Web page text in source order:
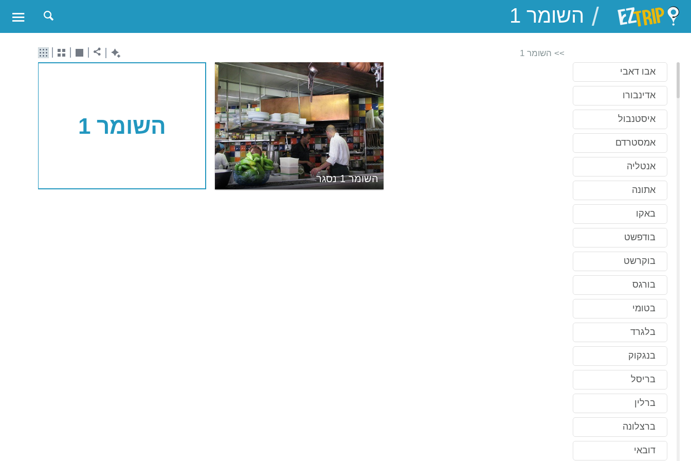
EZTrip
/
אבו דאבי
אדינבורו
איסטנבול
אמסטרדם
אנטליה
אתונה
באקו
בודפשט
בוקרשט
בורגס
בטומי
בלגרד
בנגקוק
בריסל
ברלין
ברצלונה
דובאי
>> השומר 1
השומר 1
השומר 1 נסגר